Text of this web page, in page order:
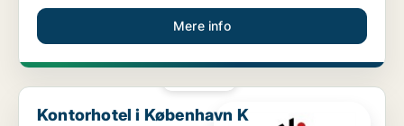
Mere info
Kontorhotel i København K
Kontorhotel i København K